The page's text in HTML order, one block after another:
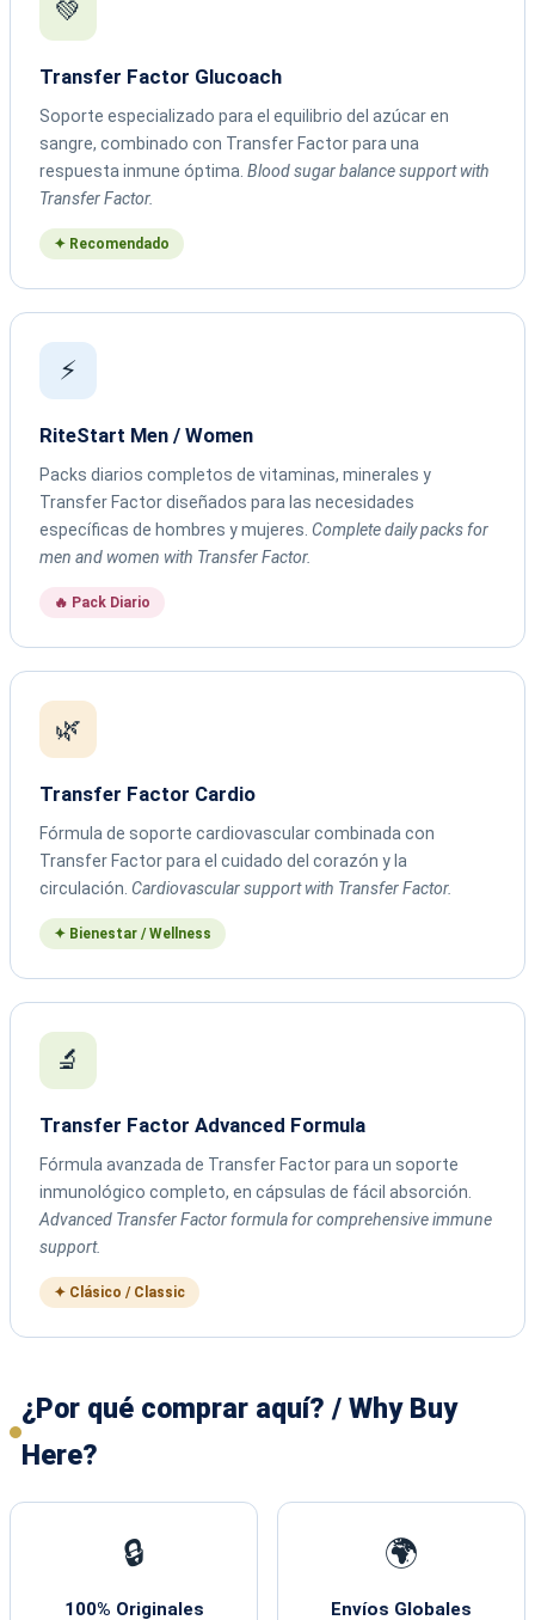
💚
Transfer Factor Glucoach
Soporte especializado para el equilibrio del azúcar en
sangre, combinado con Transfer Factor para una
respuesta inmune óptima. Blood sugar balance support with
Transfer Factor.
✦ Recomendado
⚡
RiteStart Men / Women
Packs diarios completos de vitaminas, minerales y
Transfer Factor diseñados para las necesidades
específicas de hombres y mujeres. Complete daily packs for
men and women with Transfer Factor.
🔥 Pack Diario
🌿
Transfer Factor Cardio
Fórmula de soporte cardiovascular combinada con
Transfer Factor para el cuidado del corazón y la
circulación. Cardiovascular support with Transfer Factor.
✦ Bienestar / Wellness
🔬
Transfer Factor Advanced Formula
Fórmula avanzada de Transfer Factor para un soporte
inmunológico completo, en cápsulas de fácil absorción.
Advanced Transfer Factor formula for comprehensive immune
support.
✦ Clásico / Classic
¿Por qué comprar aquí? / Why Buy
Here?
🔒
100% Originales
🌍
Envíos Globales